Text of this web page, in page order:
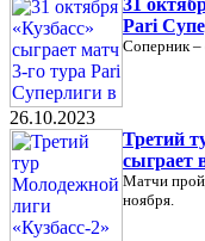
31
Pari
Соперник –
26.10.2023
Третий
сыграет
Матчи
ноября.